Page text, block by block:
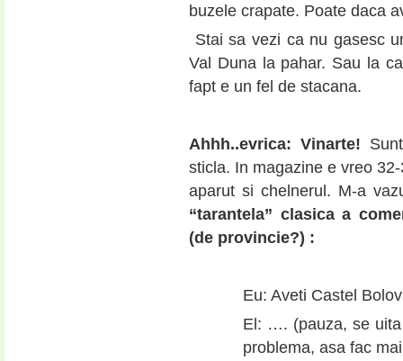
buzele crapate. Poate daca
Stai sa vezi ca nu gasesc
Val Duna la pahar. Sau la
fapt e un fel de stacana.
Ahhh..evrica: Vinarte!
sticla. In magazine e vreo
aparut si chelnerul. M-a
“tarantela” clasica a
(de provincie?) :
Eu: Aveti Castel
El: …. (pauza, se
problema, asa fac